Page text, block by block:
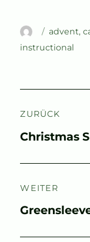
Autor
advent,
instructional
ZURÜCK
Vorheriger
Christmas
WEITER
Nächster